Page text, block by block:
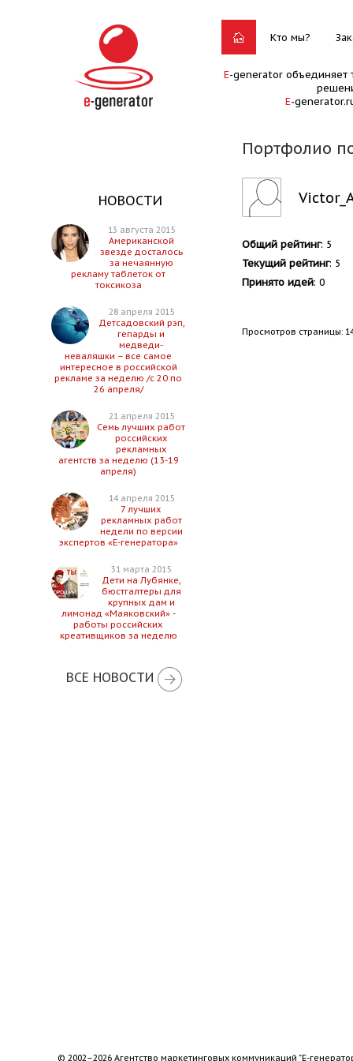
Кто мы?
E-generator объединяет
E-
Портфолио
НОВОСТИ
13 августа 2015
Американской
звезде досталось
за нечаянную
рекламу таблеток от
токсикоза
28 апреля 2015
Детсадовский рэп,
гепарды и
медведи-
неваляшки – все самое
интересное в российской
рекламе за неделю /с 20 по
26 апреля/
21 апреля 2015
Семь лучших работ
российских
рекламных
агентств за неделю (13-19
апреля)
14 апреля 2015
7 лучших
рекламных работ
недели по версии
экспертов «Е-генератора»
31 марта 2015
Дети на Лубянке,
бюстгалтеры для
крупных дам и
лимонад «Маяковский» -
работы российских
креативщиков за неделю
ВСЕ НОВОСТИ
Общий рейтинг: 5
Текущий рейтинг: 5
Принято идей: 0
Просмотров страницы:
© 2002–2026 Агентство маркетинговых коммуникаций "Е-